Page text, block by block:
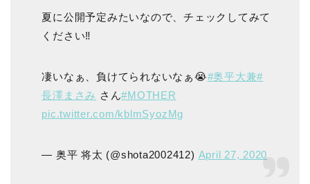
夏に公開予定みたいなので、チェックしてみて
ください‼️
凄いなぁ、負けてられないなぁ😭#奥平大兼#
長澤まさみ さん#MOTHER
pic.twitter.com/kblmSyozMg
— 奥平 将太 (@shota2002412) April 27, 2020